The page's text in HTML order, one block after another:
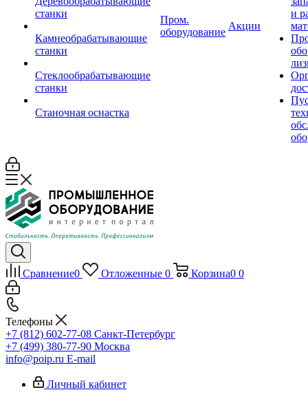
станки
Камнеобрабатывающие
станки
Стеклообрабатывающие
станки
Станочная оснастка
Пром.
оборудование
Акции
и
Сравнение0 Отложенные 0 Корзина0 0
Телефоны
+7 (812) 602-77-08 Санкт-Петербург
+7 (499) 380-77-90 Москва
info@poip.ru E-mail
Личный кабинет